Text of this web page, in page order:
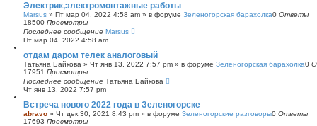
Электрик,электромонтажные работы
Marsus » Пт мар 04, 2022 4:58 am » в форуме Зеленогорская барахолка0 Ответы
18500 Просмотры
Последнее сообщение Marsus
Пт мар 04, 2022 4:58 am
отдам даром телек аналоговый
Татьяна Байкова » Чт янв 13, 2022 7:57 pm » в форуме Зеленогорская барахолка0
17951 Просмотры
Последнее сообщение Татьяна Байкова
Чт янв 13, 2022 7:57 pm
Встреча нового 2022 года в Зеленогорске
abravo » Чт дек 30, 2021 8:43 pm » в форуме Зеленогорские разговоры0 Ответы
17693 Просмотры